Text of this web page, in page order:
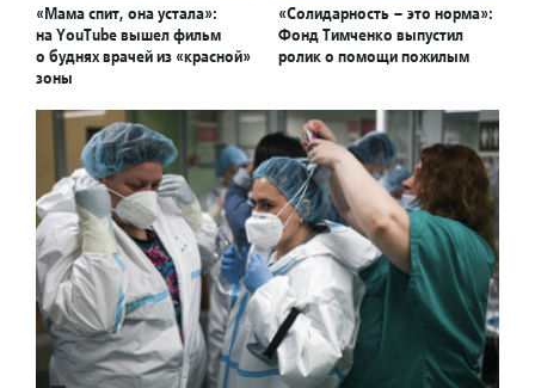
«Мама спит, она устала»:
на YouTube вышел фильм
о буднях врачей из «красной»
зоны
«Солидарность – это норма»:
Фонд Тимченко выпустил
ролик о помощи пожилым